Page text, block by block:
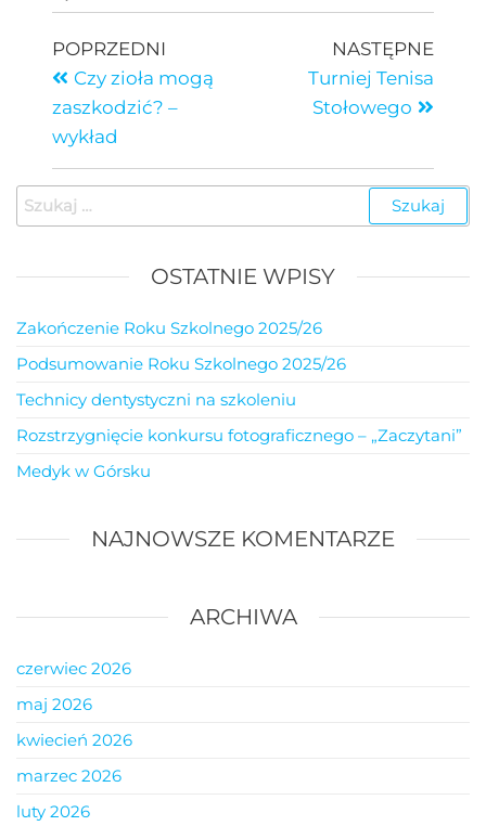
POPRZEDNI
Czy zioła mogą
zaszkodzić? –
wykład
NASTĘPNE
Turniej Tenisa
Stołowego
OSTATNIE WPISY
Zakończenie Roku Szkolnego 2025/26
Podsumowanie Roku Szkolnego 2025/26
Technicy dentystyczni na szkoleniu
Rozstrzygnięcie konkursu fotograficznego – „Zaczytani”
Medyk w Górsku
NAJNOWSZE KOMENTARZE
ARCHIWA
czerwiec 2026
maj 2026
kwiecień 2026
marzec 2026
luty 2026